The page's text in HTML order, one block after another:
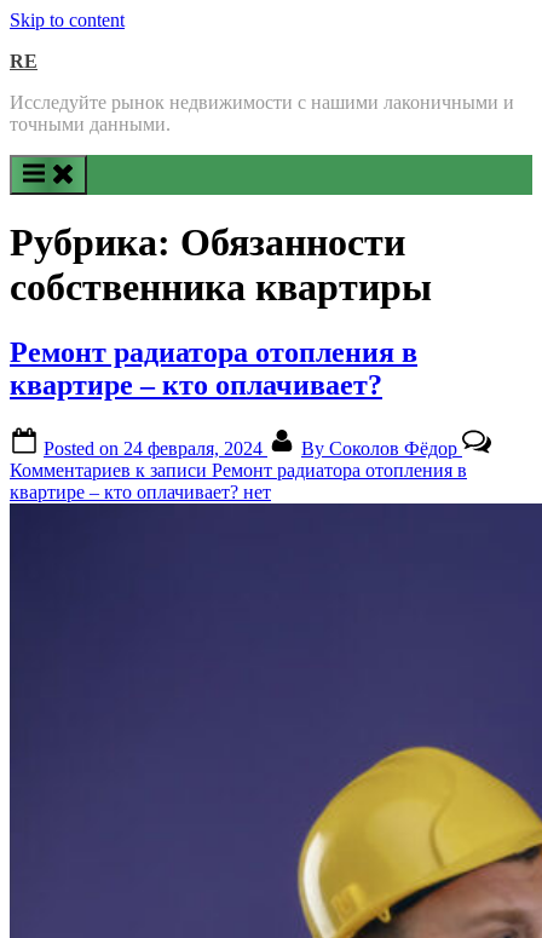
Skip to content
RE
Исследуйте рынок недвижимости с нашими лаконичными и
точными данными.
Рубрика: Обязанности
собственника квартиры
Ремонт радиатора отопления в
квартире – кто оплачивает?
Posted on 24 февраля, 2024 By Соколов Фёдор
Комментариев к записи Ремонт радиатора отопления в
квартире – кто оплачивает? нет